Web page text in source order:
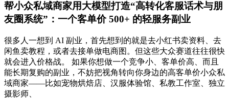
帮小众私域商家用大模型打造“高转化客服话术与朋
友圈系统”：一个客单价 500+ 的轻服务副业
很多人一想到 AI 副业，首先想到的就是去小红书卖资料、去
闲鱼卖教程，或者去接单做电商图。但这些大众赛道往往很快
就会进入价格战。 如果你想做一个竞争小、客单价高、而且
能长期复购的副业，不妨把视角转向你身边的高客单价小众私
域商家——比如宠物烘焙店、汉服体验馆、私教工作室、独立
摄影师、